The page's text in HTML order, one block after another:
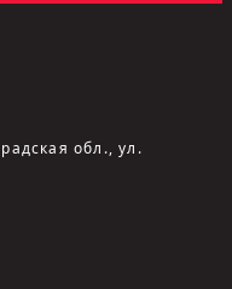
обл., ул.